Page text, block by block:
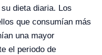
dieta diaria. Los
que consumían más
una mayor
el periodo de